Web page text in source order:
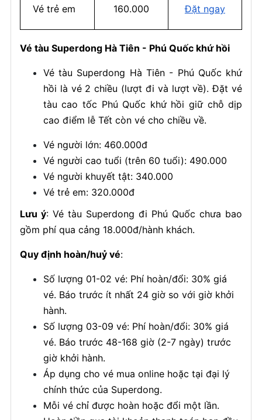
Vé trẻ em 160.000 Đặt ngay
Vé tàu Superdong Hà Tiên - Phú Quốc khứ hồi
Vé tàu Superdong Hà Tiên - Phú Quốc khứ
hồi là vé 2 chiều (lượt đi và lượt về). Đặt vé
tàu cao tốc Phú Quốc khứ hồi giữ chỗ dịp
cao điểm lễ Tết còn vé cho chiều về.
Vé người lớn: 460.000đ
Vé người cao tuổi (trên 60 tuổi): 490.000
Vé người khuyết tật: 340.000
Vé trẻ em: 320.000đ
Lưu ý: Vé tàu Superdong đi Phú Quốc chưa bao
gồm phí qua cảng 18.000đ/hành khách.
Quy định hoàn/huỷ vé:
Số lượng 01-02 vé: Phí hoàn/đổi: 30% giá
vé. Báo trước ít nhất 24 giờ so với giờ khởi
hành.
Số lượng 03-09 vé: Phí hoàn/đổi: 30% giá
vé. Báo trước 48-168 giờ (2-7 ngày) trước
giờ khởi hành.
Áp dụng cho vé mua online hoặc tại đại lý
chính thức của Superdong.
Mỗi vé chỉ được hoàn hoặc đổi một lần.